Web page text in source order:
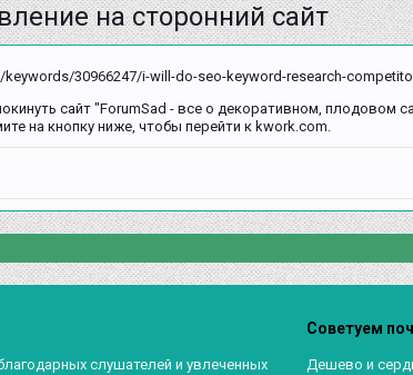
на сторонний сайт
30966247/i-will-do-seo-keyword-research-
сайт "ForumSad - все о декоративном, плодовом
на кнопку ниже, чтобы перейти к kwork.com.
слушателей и увлеченных
Советуем
Дешево и